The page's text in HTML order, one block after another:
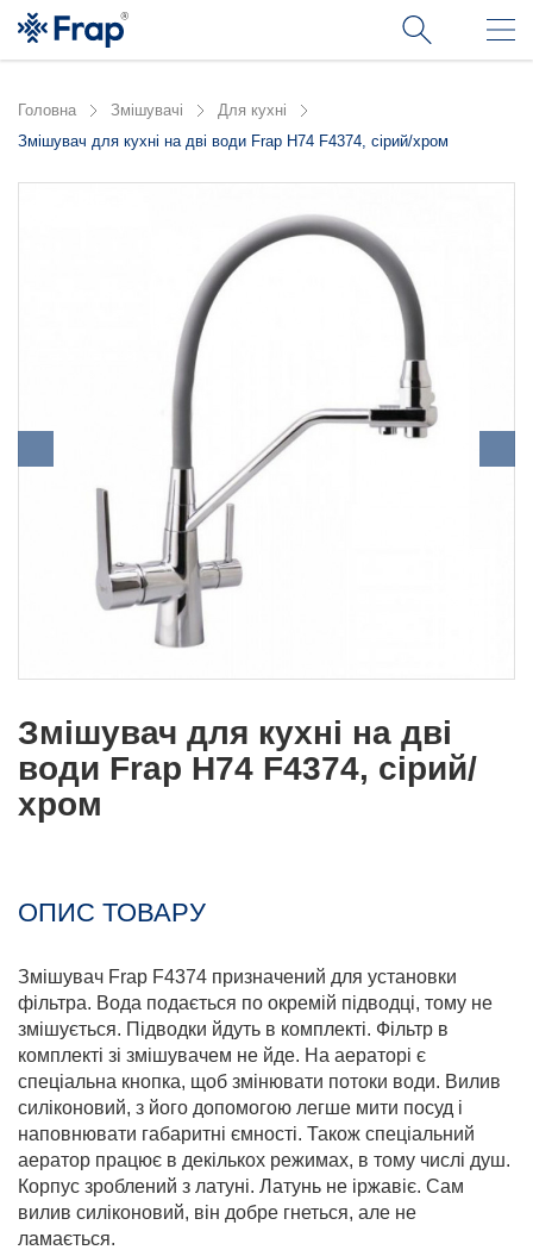
Головна Змішувачі
Для кухні
Змішувач для кухні на дві води Frap H74 F4374, сірий/хром
Змішувач для кухні на дві
води Frap H74 F4374, сірий/
хром
ОПИС ТОВАРУ
Змішувач Frap F4374 призначений для установки
фільтра. Вода подається по окремій підводці, тому не
змішується. Підводки йдуть в комплекті. Фільтр в
комплекті зі змішувачем не йде. На аераторі є
спеціальна кнопка, щоб змінювати потоки води. Вилив
силіконовий, з його допомогою легше мити посуд і
наповнювати габаритні ємності. Також спеціальний
аератор працює в декількох режимах, в тому числі душ.
Корпус зроблений з латуні. Латунь не іржавіє. Сам
вилив силіконовий, він добре гнеться, але не
ламається.